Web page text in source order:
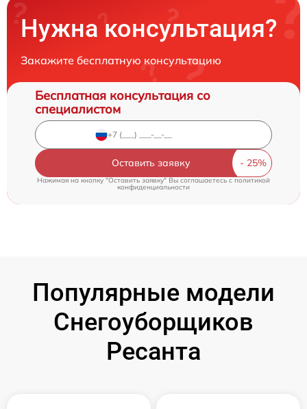
Нужна консультация?
Закажите бесплатную консультацию
Бесплатная консультация со
специалистом
Оставить заявку
Нажимая на кнопку "Оставить заявку" Вы соглашаетесь cполитикой
конфиденциальности
Популярные модели
Снегоуборщиков
Ресанта